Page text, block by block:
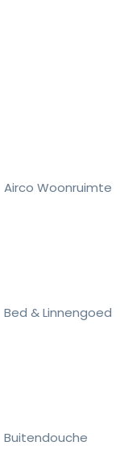
Airco Woonruimte
Bed & Linnengoed
Buitendouche